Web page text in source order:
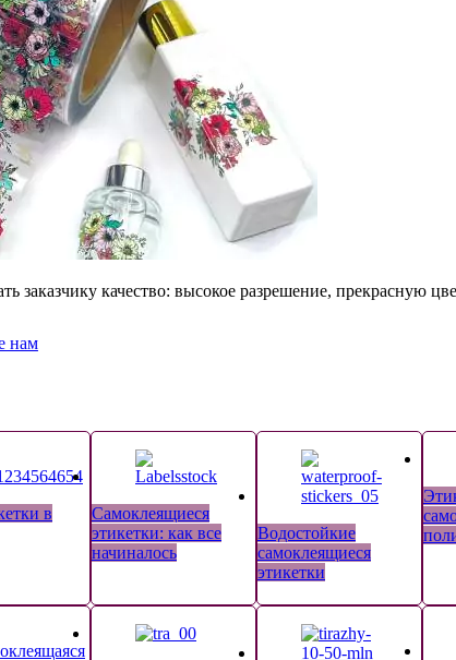
заказчику качество: высокое разрешение, прекрасную
нам
в
Самоклеящиеся
этикетки: как все
начиналось
Водостойкие
самоклеящиеся
этикетки